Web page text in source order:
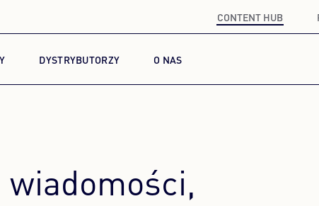
CONTENT HUB
DYSTRYBUTORZY O NAS